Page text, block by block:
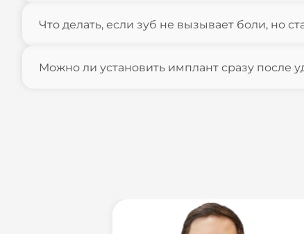
Что делать, если зуб не вызывает боли, но
Можно ли установить имплант сразу после